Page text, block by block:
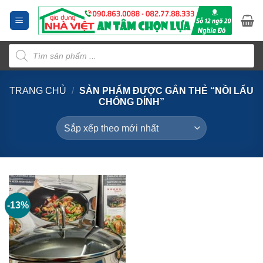
dung
Tìm
kiếm
sản
phẩm
TRANG CHỦ / SẢN PHẨM ĐƯỢC GẮN THẺ “NỒI LẨU
CHỐNG DÍNH”
-13%